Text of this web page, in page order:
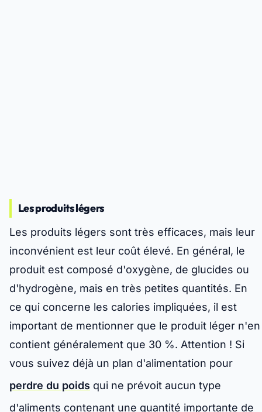
Les produits légers
Les produits légers sont très efficaces, mais leur
inconvénient est leur coût élevé. En général, le
produit est composé d'oxygène, de glucides ou
d'hydrogène, mais en très petites quantités. En
ce qui concerne les calories impliquées, il est
important de mentionner que le produit léger n'en
contient généralement que 30 %. Attention ! Si
vous suivez déjà un plan d'alimentation pour
perdre du poids qui ne prévoit aucun type
d'aliments contenant une quantité importante de